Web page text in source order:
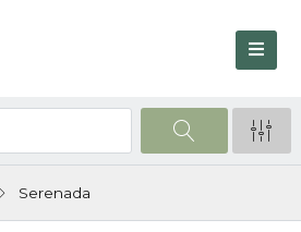
Serenada